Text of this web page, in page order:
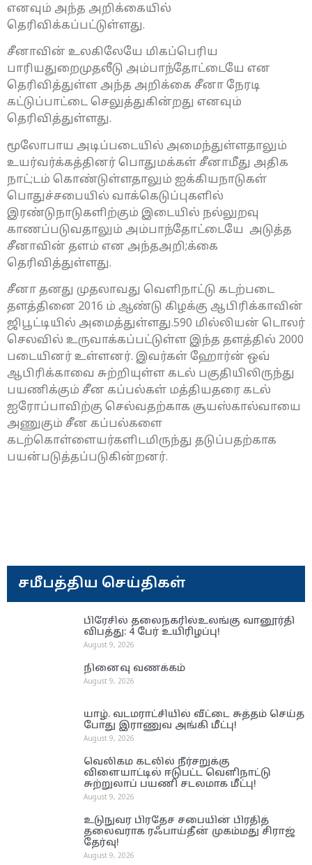
எனவும் அந்த அறிக்கையில்
தெரிவிக்கப்பட்டுள்ளது.
சீனாவின் உலகிலேயே மிகப்பெரிய
பாரியதுறைமுதலீடு அம்பாந்தோட்டையே என
தெரிவித்துள்ள அந்த அறிக்கை சீனா நேரடி
கட்டுப்பாட்டை செலுத்துகின்றது எனவும்
தெரிவித்துள்ளது.
மூலோபாய அடிப்படையில் அமைந்துள்ளதாலும்
உயர்வர்க்கத்தினர் பொதுமக்கள் சீனாமீது அதிக
நாட்;டம் கொண்டுள்ளதாலும் ஐக்கியநாடுகள்
பொதுச்சபையில் வாக்கெடுப்புகளில்
இரண்டுநாடுகளிற்கும் இடையில் நல்லுறவு
காணப்படுவதாலும் அம்பாந்தோட்டையே அடுத்த
சீனாவின் தளம் என அந்தஅறி;க்கை
தெரிவித்துள்ளது.
சீனா தனது முதலாவது வெளிநாட்டு கடற்படை
தளத்தினை 2016 ம் ஆண்டு கிழக்கு ஆபிரிக்காவின்
ஜிபூட்டியில் அமைத்துள்ளது.590 மில்லியன் டொலர்
செலவில் உருவாக்கப்பட்டுள்ள இந்த தளத்தில் 2000
படையினர் உள்ளனர். இவர்கள் ஹோர்ன் ஒவ்
ஆபிரிக்காவை சுற்றியுள்ள கடல் பகுதியிலிருந்து
பயணிக்கும் சீன கப்பல்கள் மத்தியதரை கடல்
ஐரோப்பாவிற்கு செல்வதற்காக சூயஸ்கால்வாயை
அணுகும் சீன கப்பல்களை
கடற்கொள்ளையர்களிடமிருந்து தடுப்பதற்காக
பயன்படுத்தப்படுகின்றனர்.
சமீபத்திய செய்திகள்
பிரேசில் தலைநகரில்உலங்கு வானூர்தி
விபத்து: 4 பேர் உயிரிழப்பு!
August 9, 2026
நினைவு வணக்கம்
August 9, 2026
யாழ். வடமராட்சியில் வீட்டை சுத்தம் செய்த
போது இராணுவ அங்கி மீட்பு!
August 9, 2026
வெலிகம கடலில் நீர்சறுக்கு
விளையாட்டில் ஈடுபட்ட வெளிநாட்டு
சுற்றுலாப் பயணி சடலமாக மீட்பு!
August 9, 2026
உடுநுவர பிரதேச சபையின் பிரதித்
தலைவராக ரஃபாய்தீன் முகம்மது சிராஜ்
தேர்வு!
August 9, 2026